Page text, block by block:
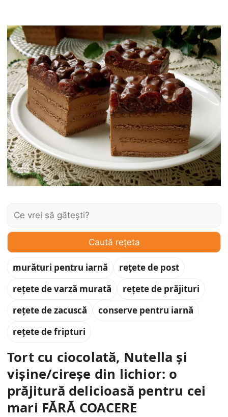
Caută:
Caută rețeta
murături pentru iarnă
rețete de post
rețete de varză murată
rețete de prăjituri
rețete de zacuscă
conserve pentru iarnă
rețete de fripturi
Tort cu ciocolată, Nutella și
vișine/cireșe din lichior: o
prăjitură delicioasă pentru cei
mari FĂRĂ COACERE